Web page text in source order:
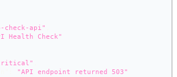
check-api"
Health Check"
"API endpoint returned 503"